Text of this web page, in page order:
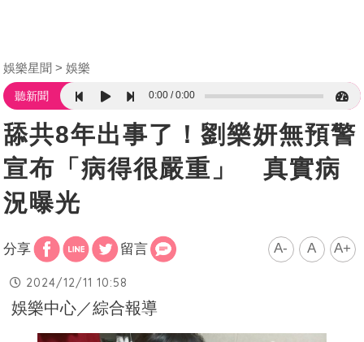
娛樂星聞 娛樂
聽新聞 0:00 0:00
舔共8年出事了！劉樂妍無預警
宣布「病得很嚴重」 真實病
況曝光
分享 留言 A- A A+
2024/12/11 10:58
娛樂中心／綜合報導